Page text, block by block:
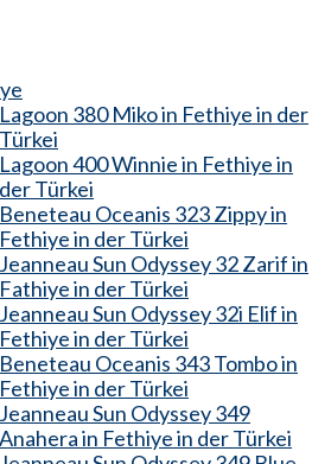
Lagoon 380 Miko in Fethiye in der
Türkei
Lagoon 400 Winnie in Fethiye in
der Türkei
Beneteau Oceanis 323 Zippy in
Fethiye in der Türkei
Jeanneau Sun Odyssey 32 Zarif in
Fathiye in der Türkei
Jeanneau Sun Odyssey 32i Elif in
Fethiye in der Türkei
Beneteau Oceanis 343 Tombo in
Fethiye in der Türkei
Jeanneau Sun Odyssey 349
Anahera in Fethiye in der Türkei